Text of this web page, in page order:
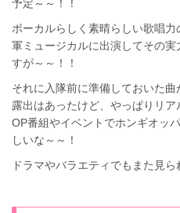
予定～～！！
ボーカルらしく素晴らしい歌唱
軍ミュージカルに出演してその
すが～～！！
それに入隊前に準備しておいた
露出はあったけど、やっぱりリ
OP番組やイベントでホンギオッ
しいな～～！
ドラマやバラエティでもまた見ら